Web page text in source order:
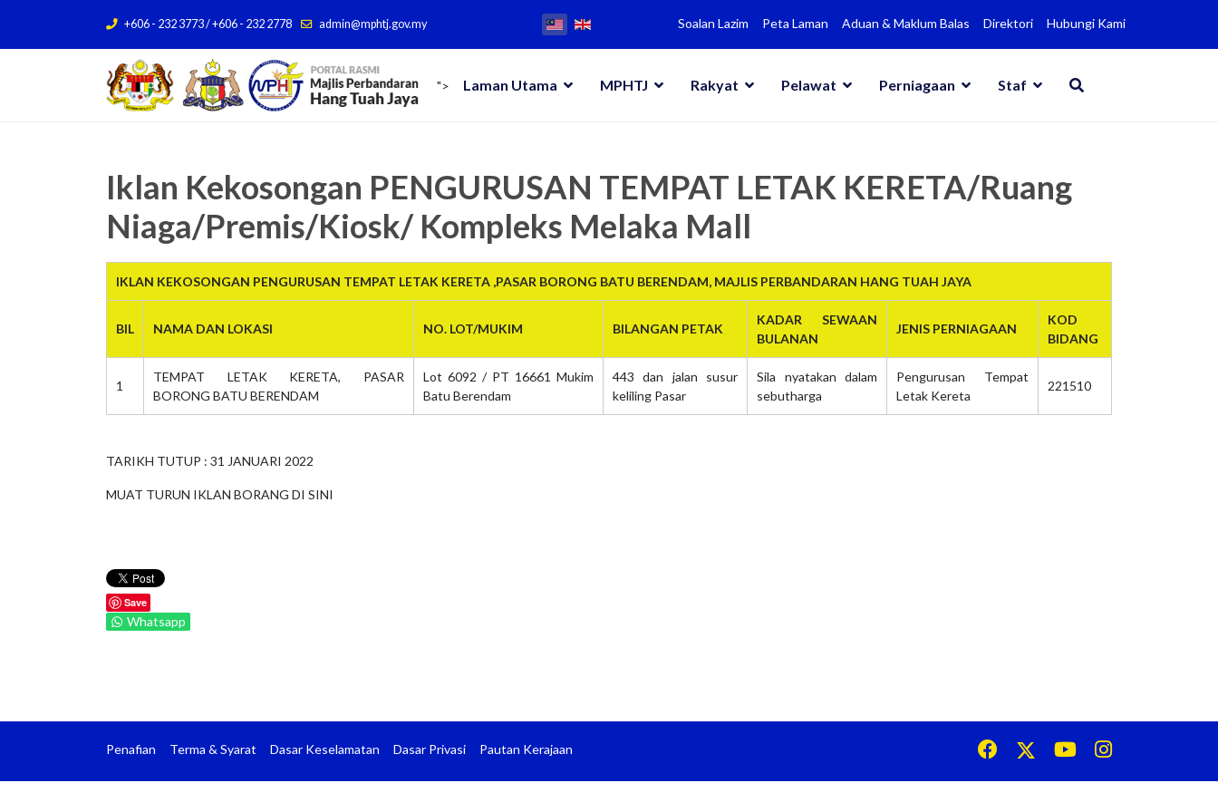
+606 - 232 3773 / +606 - 232 2778 admin@mphtj.gov.my Soalan Lazim Peta Laman Aduan & Maklum Balas Direktori Hubungi Kami
"> Laman Utama MPHTJ Rakyat Pelawat Perniagaan Staf
Iklan Kekosongan PENGURUSAN TEMPAT LETAK KERETA/Ruang
Niaga/Premis/Kiosk/ Kompleks Melaka Mall
IKLAN KEKOSONGAN PENGURUSAN TEMPAT LETAK KERETA ,PASAR BORONG BATU BERENDAM, MAJLIS PERBANDARAN HANG TUAH JAYA
BIL NAMA DAN LOKASI NO. LOT/MUKIM BILANGAN PETAK
KADAR SEWAAN
BULANAN
JENIS PERNIAGAAN
KOD
BIDANG
1
TEMPAT LETAK KERETA, PASAR
BORONG BATU BERENDAM
Lot 6092 / PT 16661 Mukim
Batu Berendam
443 dan jalan susur
keliling Pasar
Sila nyatakan dalam
sebutharga
Pengurusan Tempat
Letak Kereta
221510
TARIKH TUTUP : 31 JANUARI 2022
MUAT TURUN IKLAN BORANG DI SINI
Save
Whatsapp
Penafian Terma & Syarat Dasar Keselamatan Dasar Privasi Pautan Kerajaan